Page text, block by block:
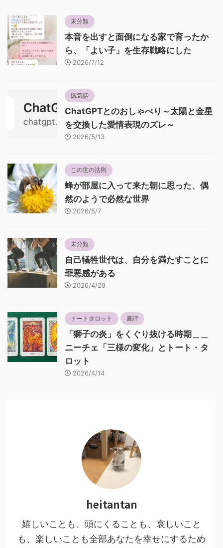
未分類
本音を出すと面倒になる家で育ったか
ら、「よい子」を生存戦略にした
2026/7/12
惚気話
ChatGPTとのおしゃべり～太陽と金星
を交換した愛情表現のズレ～
2026/5/13
この世の法則
蜂が部屋に入って来た朝に思った、偶
然のようで必然な世界
2026/5/7
未分類
自己犠牲世代は、自分を満たすことに
罪悪感がある
2026/4/29
トートタロット 書評
「獅子の炎」をくぐり抜ける時期＿＿
ニーチェ「三様の変化」とトート・タ
ロット
2026/4/14
heitantan
嬉しいことも、頭にくることも、哀しいこと
も、楽しいことも全部あなたを幸せにするため